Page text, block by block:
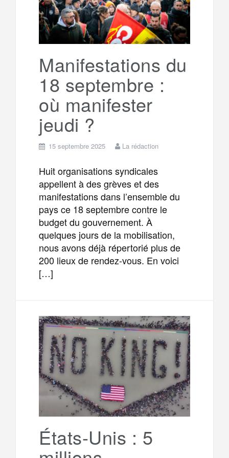
Manifestations du
18 septembre :
où manifester
jeudi ?
15 septembre 2025 La rédaction
Huit organisations syndicales
appellent à des grèves et des
manifestations dans l’ensemble du
pays ce 18 septembre contre le
budget du gouvernement. À
quelques jours de la mobilisation,
nous avons déjà répertorié plus de
200 lieux de rendez-vous. En voici
[…]
États-Unis : 5